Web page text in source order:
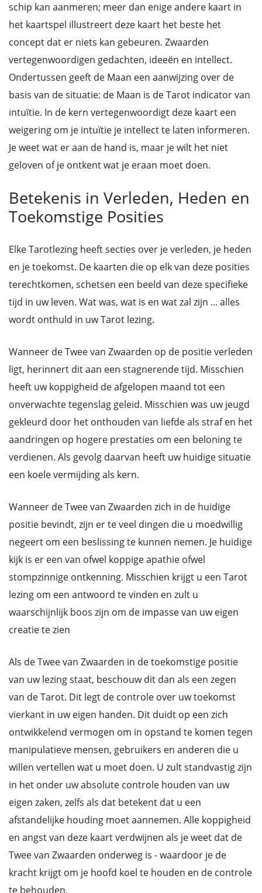
schip kan aanmeren; meer dan enige andere kaart in
het kaartspel illustreert deze kaart het beste het
concept dat er niets kan gebeuren. Zwaarden
vertegenwoordigen gedachten, ideeën en intellect.
Ondertussen geeft de Maan een aanwijzing over de
basis van de situatie: de Maan is de Tarot indicator van
intuïtie. In de kern vertegenwoordigt deze kaart een
weigering om je intuïtie je intellect te laten informeren.
Je weet wat er aan de hand is, maar je wilt het niet
geloven of je ontkent wat je eraan moet doen.
Betekenis in Verleden, Heden en
Toekomstige Posities
Elke Tarotlezing heeft secties over je verleden, je heden
en je toekomst. De kaarten die op elk van deze posities
terechtkomen, schetsen een beeld van deze specifieke
tijd in uw leven. Wat was, wat is en wat zal zijn ... alles
wordt onthuld in uw Tarot lezing.
Wanneer de Twee van Zwaarden op de positie verleden
ligt, herinnert dit aan een stagnerende tijd. Misschien
heeft uw koppigheid de afgelopen maand tot een
onverwachte tegenslag geleid. Misschien was uw jeugd
gekleurd door het onthouden van liefde als straf en het
aandringen op hogere prestaties om een beloning te
verdienen. Als gevolg daarvan heeft uw huidige situatie
een koele vermijding als kern.
Wanneer de Twee van Zwaarden zich in de huidige
positie bevindt, zijn er te veel dingen die u moedwillig
negeert om een beslissing te kunnen nemen. Je huidige
kijk is er een van ofwel koppige apathie ofwel
stompzinnige ontkenning. Misschien krijgt u een Tarot
lezing om een antwoord te vinden en zult u
waarschijnlijk boos zijn om de impasse van uw eigen
creatie te zien
Als de Twee van Zwaarden in de toekomstige positie
van uw lezing staat, beschouw dit dan als een zegen
van de Tarot. Dit legt de controle over uw toekomst
vierkant in uw eigen handen. Dit duidt op een zich
ontwikkelend vermogen om in opstand te komen tegen
manipulatieve mensen, gebruikers en anderen die u
willen vertellen wat u moet doen. U zult standvastig zijn
in het onder uw absolute controle houden van uw
eigen zaken, zelfs als dat betekent dat u een
afstandelijke houding moet aannemen. Alle koppigheid
en angst van deze kaart verdwijnen als je weet dat de
Twee van Zwaarden onderweg is - waardoor je de
kracht krijgt om je hoofd koel te houden en de controle
te behouden.